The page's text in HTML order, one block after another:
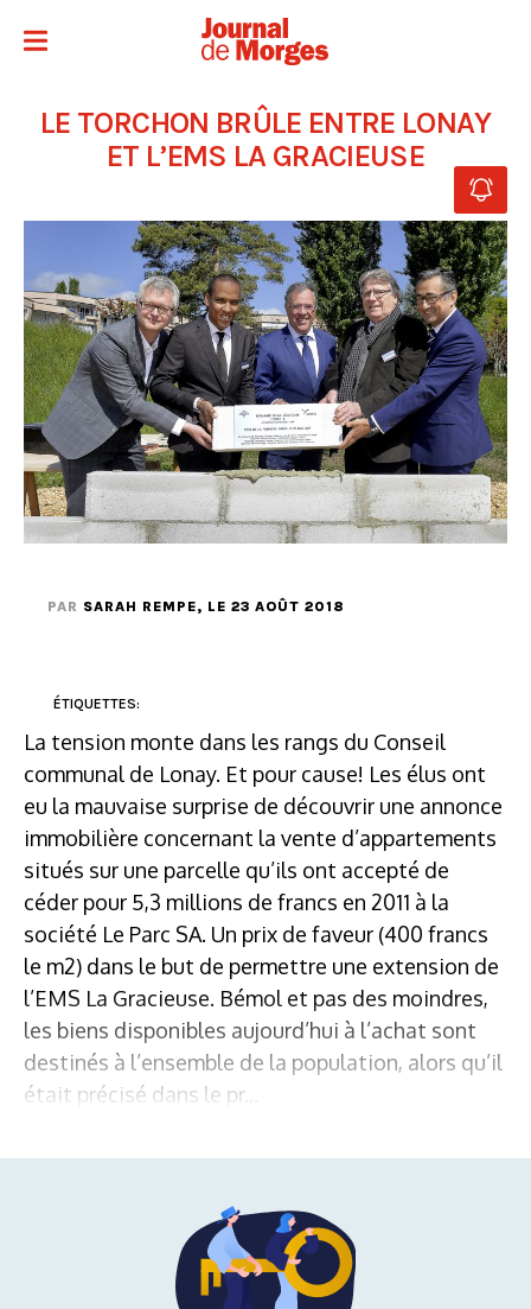
LE TORCHON BRÛLE ENTRE LONAY
ET L’EMS LA GRACIEUSE
PAR SARAH REMPE, LE 23 AOÛT 2018
ÉTIQUETTES:
La tension monte dans les rangs du Conseil
communal de Lonay. Et pour cause! Les élus ont
eu la mauvaise surprise de découvrir une annonce
immobilière concernant la vente d’appartements
situés sur une parcelle qu’ils ont accepté de
céder pour 5,3 millions de francs en 2011 à la
société Le Parc SA. Un prix de faveur (400 francs
le m2) dans le but de permettre une extension de
l’EMS La Gracieuse. Bémol et pas des moindres,
les biens disponibles aujourd’hui à l’achat sont
destinés à l’ensemble de la population, alors qu’il
était précisé dans le pr...